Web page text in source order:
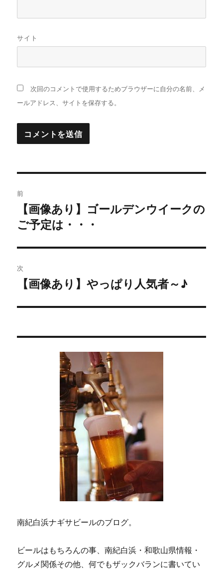
サイト
次回のコメントで使用するためブラウザーに自分の名前、メ
ールアドレス、サイトを保存する。
稿
ナ
ビ
ゲ
ー
シ
前
去
投
稿:
【画像あり】ゴールデンウイークの
ご予定は・・・
次
投
【画像あり】やっぱり人気者～♪
南紀白浜ナギサビールのブログ。
ビールはもちろんの事、南紀白浜・和歌山県情報・
グルメ関係その他、何でもザックバランに書いてい